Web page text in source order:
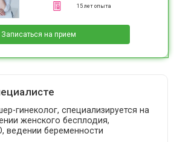
15 лет опыта
Записаться на прием
гинеколог, специализируется на
женского бесплодия,
ведении беременности